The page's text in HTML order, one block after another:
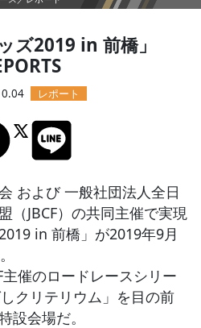
ム・選手
ガイド
・登録
トリー
SERIESとは
ズ2019 in 前橋」
および 一般社団法人全日
（JBCF）の共同主催で実現
in 前橋」が2019年9月
催のロードレースシリー
クリテリウム」を目の前
設会場だ。